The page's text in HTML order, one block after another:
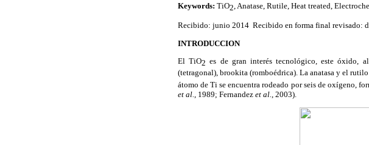
Keywords: TiO2 , Anatase, Rutile, Heat treated,
Recibido: junio 2014 Recibido en forma final revisado:
INTRODUCCION
El TiO2 es de gran interés tecnológico, este óxido,
(tetragonal), brookita (romboédrica). La anatasa y el
átomo de Ti se encuentra rodeado por seis de oxígeno,
et al., 1989; Fernandez et al., 2003).